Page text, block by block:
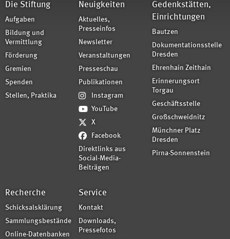
Die Stiftung
Aufgaben
Bildung und
Vermittlung
Förderung
Gremien
Spenden
Stellen, Praktika
Neuigkeiten
Aktuelles,
Presseinfos
Newsletter
Veranstaltungen
Presseschau
Publikationen
Instagram
YouTube
X
Facebook
Direktlinks aus
Social-Media-
Beiträgen
Gedenkstätten,
Einrichtungen
Bautzen
Dokumentationsstelle
Dresden
Ehrenhain Zeithain
Erinnerungsort
Torgau
Geschäftsstelle
Großschweidnitz
Münchner Platz
Dresden
Pirna-Sonnenstein
Recherche
Schicksalsklärung
Sammlungsbestände
Online-Datenbanken
Service
Kontakt
Downloads,
Pressefotos